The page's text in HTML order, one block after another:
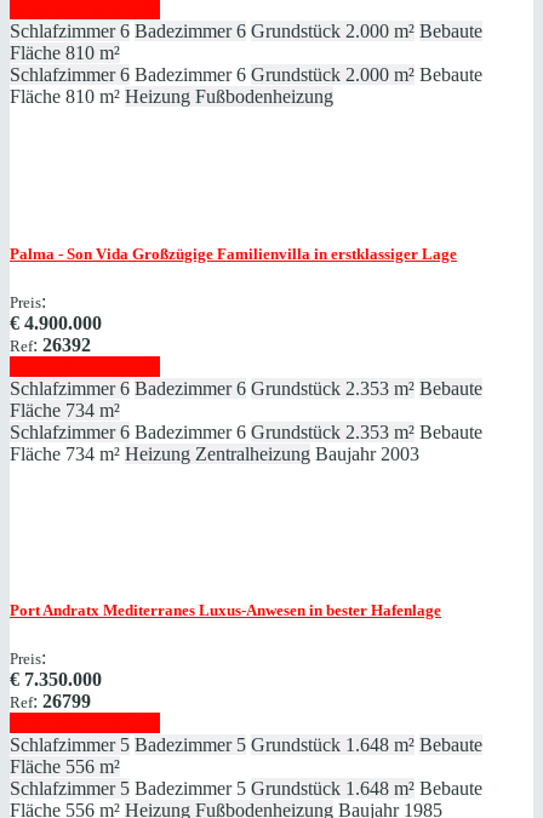
Schlafzimmer 6 Badezimmer 6 Grundstück 2.000 m² Bebaute
Fläche 810 m²
Schlafzimmer 6 Badezimmer 6 Grundstück 2.000 m² Bebaute
Fläche 810 m² Heizung Fußbodenheizung
Palma - Son Vida Großzügige Familienvilla in erstklassiger Lage
Preis:
€ 4.900.000
Ref: 26392
Schlafzimmer 6 Badezimmer 6 Grundstück 2.353 m² Bebaute
Fläche 734 m²
Schlafzimmer 6 Badezimmer 6 Grundstück 2.353 m² Bebaute
Fläche 734 m² Heizung Zentralheizung Baujahr 2003
Port Andratx Mediterranes Luxus-Anwesen in bester Hafenlage
Preis:
€ 7.350.000
Ref: 26799
Schlafzimmer 5 Badezimmer 5 Grundstück 1.648 m² Bebaute
Fläche 556 m²
Schlafzimmer 5 Badezimmer 5 Grundstück 1.648 m² Bebaute
Fläche 556 m² Heizung Fußbodenheizung Baujahr 1985